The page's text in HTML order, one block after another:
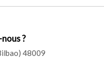
?
48009